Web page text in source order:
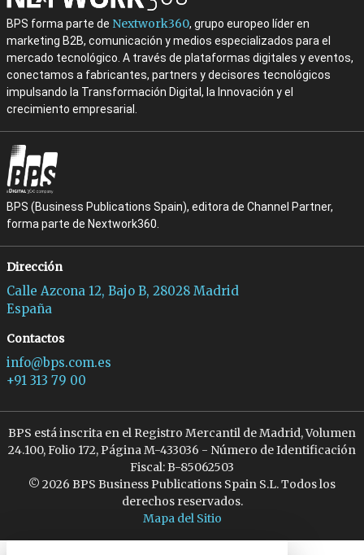
BPS forma parte de Nextwork360, grupo europeo líder en
marketing B2B, comunicación y medios especializados para el
mercado tecnológico. A través de plataformas digitales y eventos,
conectamos a fabricantes, partners y decisores tecnológicos
impulsando la Transformación Digital, la Innovación y el
crecimiento empresarial.
BPS (Business Publications Spain), editora de Channel Partner,
forma parte de Nextwork360.
Dirección
Calle Azcona 12, Bajo B, 28028 Madrid
España
Contactos
info@bps.com.es
+91 313 79 00
BPS está inscrita en el Registro Mercantil de Madrid, Volumen
24.100, Folio 172, Página M-433036 - Número de Identificación
Fiscal: B-85062503
© 2026 BPS Business Publications Spain S.L. Todos los
derechos reservados.
Mapa del Sitio